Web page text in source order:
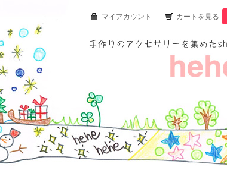
マイアカウント カートを見る